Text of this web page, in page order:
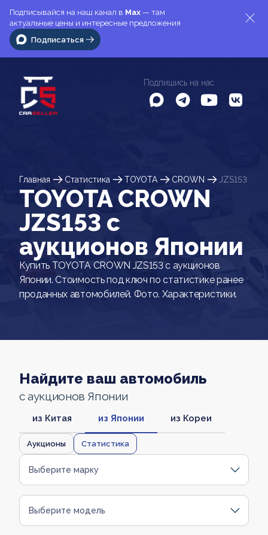
Подписывайся на наш канал в Max — там
актуальные цены и интересные предложения
Подписаться
Подпишись на нас
Главная Статистика TOYOTA CROWN JZS153
TOYOTA CROWN
JZS153 c
аукционов Японии
Купить TOYOTA CROWN JZS153 с аукционов
Японии. Стоимость под ключ по статистике ранее
проданных автомобилей. Фото. Характеристики.
Найдите ваш автомобиль
с аукционов Японии
из Китая из Японии из Кореи
Аукционы Статистика
Выберите марку
Выберите модель